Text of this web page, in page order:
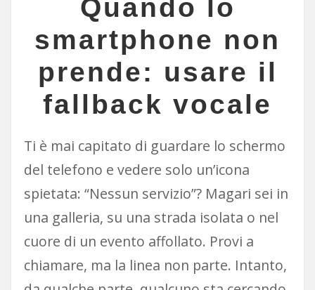
Quando lo
smartphone non
prende: usare il
fallback vocale
Ti è mai capitato di guardare lo schermo
del telefono e vedere solo un’icona
spietata: “Nessun servizio”? Magari sei in
una galleria, su una strada isolata o nel
cuore di un evento affollato. Provi a
chiamare, ma la linea non parte. Intanto,